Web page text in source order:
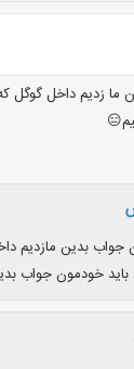
ما زدیم داخل گوگل
جواب بدین مازدیم
باید خودمون جواب